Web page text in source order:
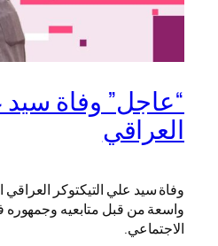
“عاجل” وفاة سيد
العراقي
وفاة سيد علي التيكتوكر
واسعة من قبل متابعيه
الاجتماعي.